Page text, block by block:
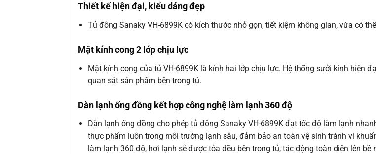
Thiết kế hiện đại, kiểu dáng đẹp
Tủ đông Sanaky VH-6899K có kích thước nhỏ gọn, tiết kiệm không gian, vừa có
Mặt kính cong 2 lớp chịu lực
Mặt kính cong của tủ VH-6899K là kính hai lớp chịu lực. Hệ thống sưởi kính hiện
quan sát sản phẩm bên trong tủ.
Dàn lạnh ống đồng kết hợp công nghệ làm lạnh 360 độ
Dàn lạnh ống đồng cho phép tủ đông Sanaky VH-6899K đạt tốc độ làm lạnh
thực phẩm luôn trong môi trường lạnh sâu, đảm bảo an toàn vệ sinh tránh vi
làm lạnh 360 độ, hơi lạnh sẽ được tỏa đều bên trong tủ, tác động toàn diện lên